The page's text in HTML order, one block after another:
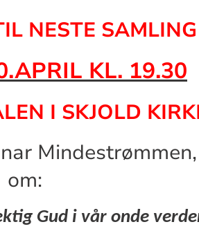
NESTE SAMLING
KL. 19.30
I SKJOLD
om:
Gud i vår onde